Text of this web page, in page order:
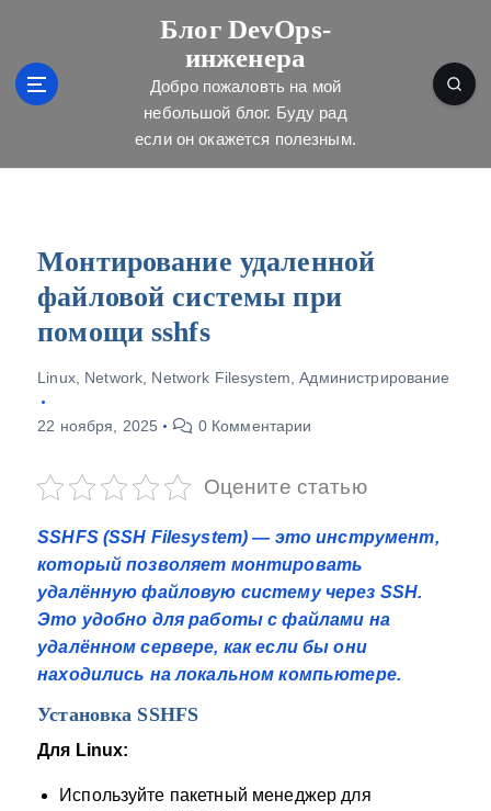
Блог DevOps-
инженера
Добро пожаловть на мой
небольшой блог. Буду рад
если он окажется полезным.
Монтирование удаленной
файловой системы при
помощи sshfs
Linux, Network, Network Filesystem,Администрирование
22 ноября, 2025 0 Комментарии
Оцените статью
SSHFS (SSH Filesystem) — это инструмент,
который позволяет монтировать
удалённую файловую систему через SSH.
Это удобно для работы с файлами на
удалённом сервере, как если бы они
находились на локальном компьютере.
Установка SSHFS
Для Linux:
Используйте пакетный менеджер для